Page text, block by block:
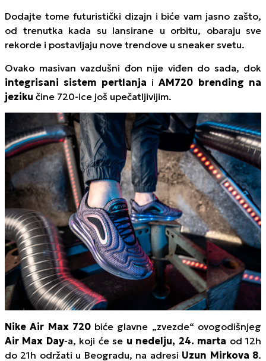
Dodajte tome futuristički dizajn i biće vam jasno zašto,
od trenutka kada su lansirane u orbitu, obaraju sve
rekorde i postavljaju nove trendove u sneaker svetu.
Ovako masivan vazdušni đon nije viđen do sada, dok
integrisani sistem pertlanja iAM720 brending na
jeziku čine 720-ice još upečatljivijim.
Nike Air Max 720 biće glavne „zvezde“ ovogodišnjeg
Air Max Day-a, koji će se u nedelju, 24. marta od 12h
do 21h održati u Beogradu, na adresi Uzun Mirkova 8.